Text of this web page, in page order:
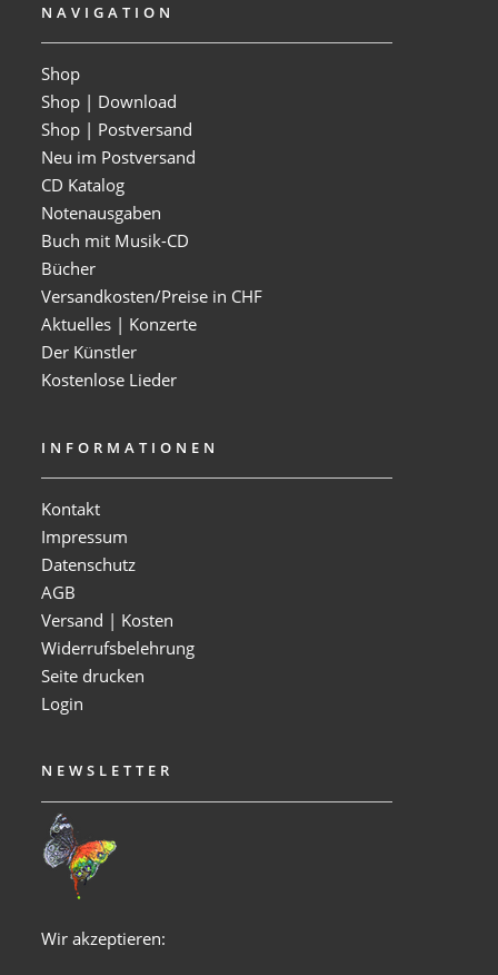
NAVIGATION
Shop
Shop | Download
Shop | Postversand
Neu im Postversand
CD Katalog
Notenausgaben
Buch mit Musik-CD
Bücher
Versandkosten/Preise in CHF
Aktuelles | Konzerte
Der Künstler
Kostenlose Lieder
INFORMATIONEN
Kontakt
Impressum
Datenschutz
AGB
Versand | Kosten
Widerrufsbelehrung
Seite drucken
Login
NEWSLETTER
Wir akzeptieren: